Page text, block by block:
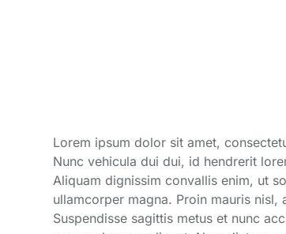
Lorem ipsum dolor sit amet,
Nunc vehicula dui dui, id hendrerit
Aliquam dignissim convallis enim, ut
ullamcorper magna. Proin mauris
Suspendisse sagittis metus et nunc